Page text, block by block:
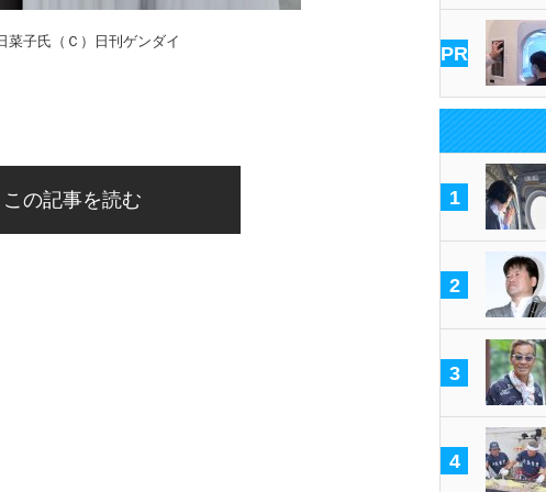
菜子氏（Ｃ）日刊ゲンダイ
この記事を読む
PR
1
2
3
4